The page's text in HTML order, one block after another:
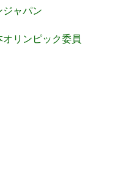
ジャパン
オリンピック委員